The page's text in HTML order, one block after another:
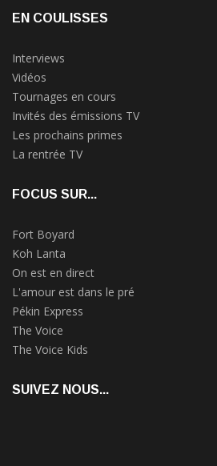
EN COULISSES
Interviews
Vidéos
Tournages en cours
Invités des émissions TV
Les prochains primes
La rentrée TV
FOCUS SUR...
Fort Boyard
Koh Lanta
On est en direct
L'amour est dans le pré
Pékin Express
The Voice
The Voice Kids
SUIVEZ NOUS...